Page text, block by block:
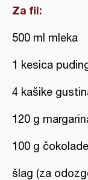
Za fil:
500 ml mleka
1 kesica
4 kašike
120 g
100 g čokolade
šlag (za